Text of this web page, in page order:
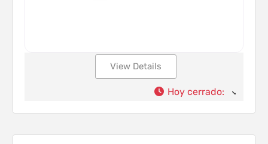
View Details
Hoy cerrado: